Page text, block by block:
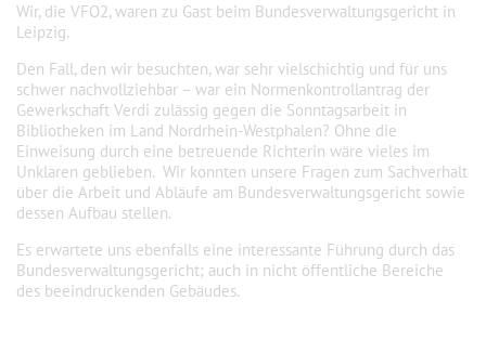
Wir, die VFO2, waren zu Gast beim Bundesverwaltungsgericht in
Leipzig.
Den Fall, den wir besuchten, war sehr vielschichtig und für uns
schwer nachvollziehbar – war ein Normenkontrollantrag der
Gewerkschaft Verdi zulässig gegen die Sonntagsarbeit in
Bibliotheken im Land Nordrhein-Westphalen? Ohne die
Einweisung durch eine betreuende Richterin wäre vieles im
Unklaren geblieben. Wir konnten unsere Fragen zum Sachverhalt
über die Arbeit und Abläufe am Bundesverwaltungsgericht sowie
dessen Aufbau stellen.
Es erwartete uns ebenfalls eine interessante Führung durch das
Bundesverwaltungsgericht; auch in nicht öffentliche Bereiche
des beeindruckenden Gebäudes.